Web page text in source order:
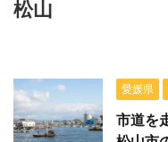
松山
愛媛県
市道を